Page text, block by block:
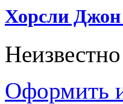
Хорсли
Неизвестно
Оформить и